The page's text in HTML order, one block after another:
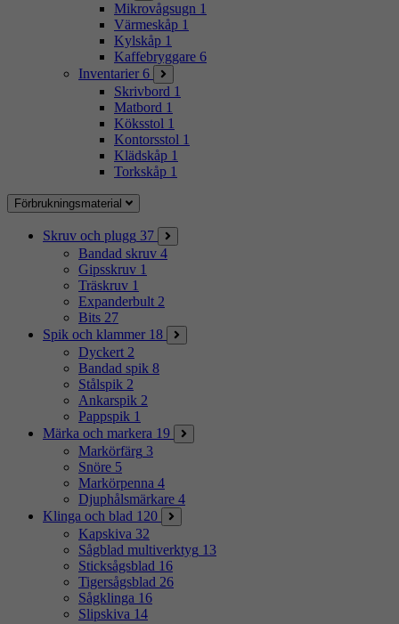
Mikrovågsugn 1
Värmeskåp 1
Kylskåp 1
Kaffebryggare 6
Inventarier 6
Skrivbord 1
Matbord 1
Köksstol 1
Kontorsstol 1
Klädskåp 1
Torkskåp 1
Förbrukningsmaterial
Skruv och plugg 37
Bandad skruv 4
Gipsskruv 1
Träskruv 1
Expanderbult 2
Bits 27
Spik och klammer 18
Dyckert 2
Bandad spik 8
Stålspik 2
Ankarspik 2
Pappspik 1
Märka och markera 19
Markörfärg 3
Snöre 5
Markörpenna 4
Djuphålsmärkare 4
Klinga och blad 120
Kapskiva 32
Sågblad multiverktyg 13
Sticksågsblad 16
Tigersågsblad 26
Sågklinga 16
Slipskiva 14